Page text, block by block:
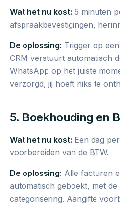
Wat het nu kost: 5 minuten
afspraakbevestigingen,
De oplossing: Trigger op
CRM verstuurt automatisch
WhatsApp op het juiste
verzorgd, jij hoeft niks te
5. Boekhouding en
Wat het nu kost: Een dag
voorbereiden van de BTW.
De oplossing: Alle facturen
automatisch geboekt, met de
categorisering. Aangifte